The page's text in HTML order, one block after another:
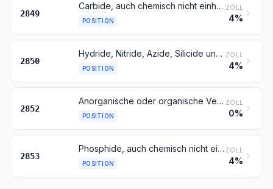
2849
Carbide, auch chemisch nicht einheitlich
POSITION
ZOLL
4%
2850
Hydride, Nitride, Azide, Silicide und Boride, auch chemisch nicht einheitlich, ausgenommen Verbindungen, die zugleich Carbide der Position 2849 sind
POSITION
ZOLL
4%
2852
Anorganische oder organische Verbindungen von Quecksilber, auch chemisch nicht einheitlich, ausgenommen Amalgame
POSITION
ZOLL
0%
2853
Phosphide, auch chemisch nicht einheitlich, ausgenommen Ferrophosphor; andere anorganische Verbindungen (einschließlich destilliertes Wasser oder Leitfähigkeitswasser und Wasser von gleicher Reinheit); flüssige Luft (einschließlich von Edelgasen befreite flüssige Luft); Pressluft; Amalgame von anderen Metallen als Edelmetallen
POSITION
ZOLL
4%